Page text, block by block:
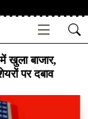
खुला बाजार,
पर दबाव